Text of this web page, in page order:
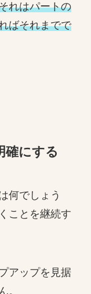
れはパートの
ばそれまでで
確にする
何でしょう
ことを継続す
アップを見据
。